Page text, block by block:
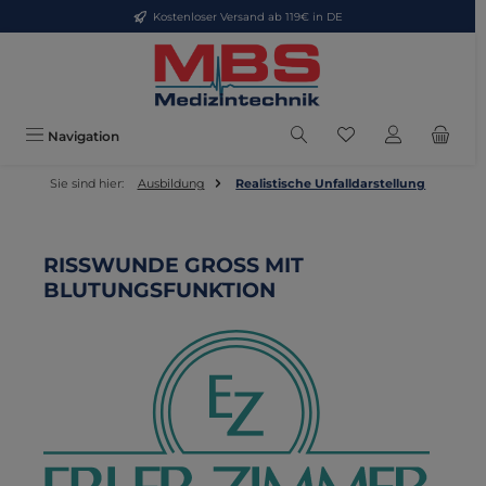
Zum Hauptinhalt springenKostenloser Versand ab 119€ in DE
Navigation Du hast 0
Sie sind hier: Ausbildung Realistische Unfalldarstellung
RISSWUNDE GROSS MIT
BLUTUNGSFUNKTION